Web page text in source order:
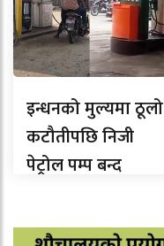
इन्धनको मुल्यमा ठूलो
कटौतीपछि निजी
पेट्रोल पम्प बन्द